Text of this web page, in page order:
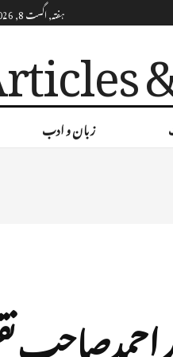
ہفتہ, اگست 8, 2026
زبان و ادب